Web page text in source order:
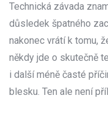
Technická závada
důsledek špatného
nakonec vrátí k tomu,
někdy jde o skutečně
i další méně časté
blesku. Ten ale není